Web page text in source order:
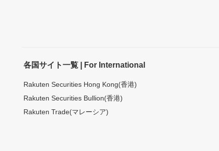
各国サイト一覧 | For International
Rakuten Securities Hong Kong(香港)
Rakuten Securities Bullion(香港)
Rakuten Trade(マレーシア)